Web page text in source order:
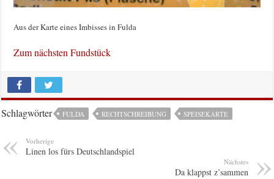
Aus der Karte eines Imbisses in Fulda
Zum nächsten Fundstück
Schlagwörter FULDA RECHTSCHREIBUNG SPEISEKARTE
Vorherige
Linen los fürs Deutschlandspiel
Nächstes
Da klappst z’sammen